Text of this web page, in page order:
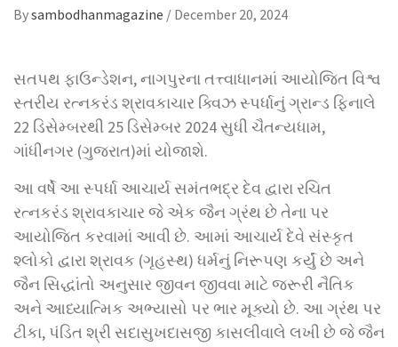
Bysambodhanmagazine / December 20, 2024
સતપથ ફાઉન્ડેશન, નાગપુરના તત્ત્વાધાનમાં આયોજિત વિશ્વ
સ્તરીય રત્નકરંડ શ્રાવકાચાર ક્વિઝ સ્પર્ધાનું ગ્રાન્ડ ફિનાલે
22 ડિસેમ્બરથી 25 ડિસેમ્બર 2024 સુધી ચૈતન્યધામ,
ગાંધીનગર (ગુજરાત)માં યોજાશે.
આ વર્ષે આ સ્પર્ધા આચાર્ય સમંતભદ્ર દેવ દ્વારા રચિત
રત્નકરંડ શ્રાવકાચાર જે એક જૈન ગ્રંથ છે તેના પર
આયોજિત કરવામાં આવી છે. આમાં આચાર્ય દેવે સંસ્કૃત
શ્લોકો દ્વારા શ્રાવક (ગૃહસ્થ) ધર્મનું નિરૂપણ કર્યું છે અને
જૈન સિદ્ધાંતો અનુસાર જીવન જીવવા માટે જરૂરી નૈતિક
અને આધ્યાત્મિક અભ્યાસો પર ભાર મૂક્યો છે. આ ગ્રંથ પર
ટીકા, પંડિત શ્રી સદાસુખદાસજી કાસલીવાલે લખી છે જે જૈન